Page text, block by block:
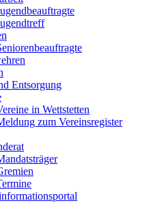
Entsorgung
in Wettstetten
zum Vereinsregister